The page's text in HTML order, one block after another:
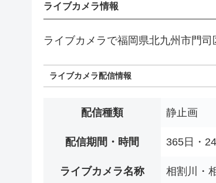
ライブカメラ情報
ライブカメラで福岡県北九州市門
ライブカメラ配信情報
配信種類 静止画
配信期間・時間 365日・
ライブカメラ名称 相割川・